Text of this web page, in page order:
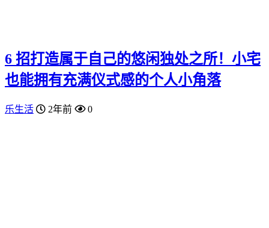
6 招打造属于自己的悠闲独处之所！小宅
也能拥有充满仪式感的个人小角落
乐生活 2年前 0